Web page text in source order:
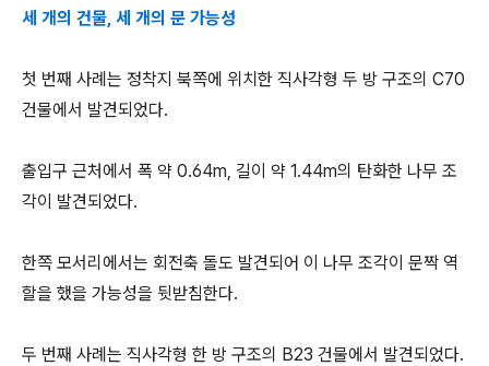
세 개의 건물, 세 개의 문 가능성
첫 번째 사례는 정착지 북쪽에 위치한 직사각형 두 방 구조의 C70
건물에서 발견되었다.
출입구 근처에서 폭 약 0.64m, 길이 약 1.44m의 탄화한 나무 조
각이 발견되었다.
한쪽 모서리에서는 회전축 돌도 발견되어 이 나무 조각이 문짝 역
할을 했을 가능성을 뒷받침한다.
두 번째 사례는 직사각형 한 방 구조의 B23 건물에서 발견되었다.